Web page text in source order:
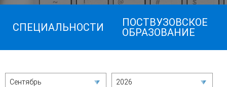
СПЕЦИАЛЬНОСТИ
ПОСТВУЗОВСКОЕ
ОБРАЗОВАНИЕ
Сентябрь 2026